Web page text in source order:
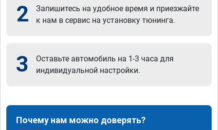
2
Запишитесь на удобное время и приезжайте
к нам в сервис на установку тюнинга.
3
Оставьте автомобиль на 1-3 часа для
индивидуальной настройки.
Почему нам можно доверять?